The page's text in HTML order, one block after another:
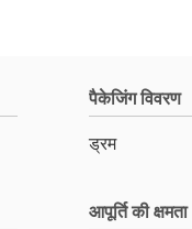
पैकेजिंग विवरण
ड्रम
आपूर्ति की क्षमता